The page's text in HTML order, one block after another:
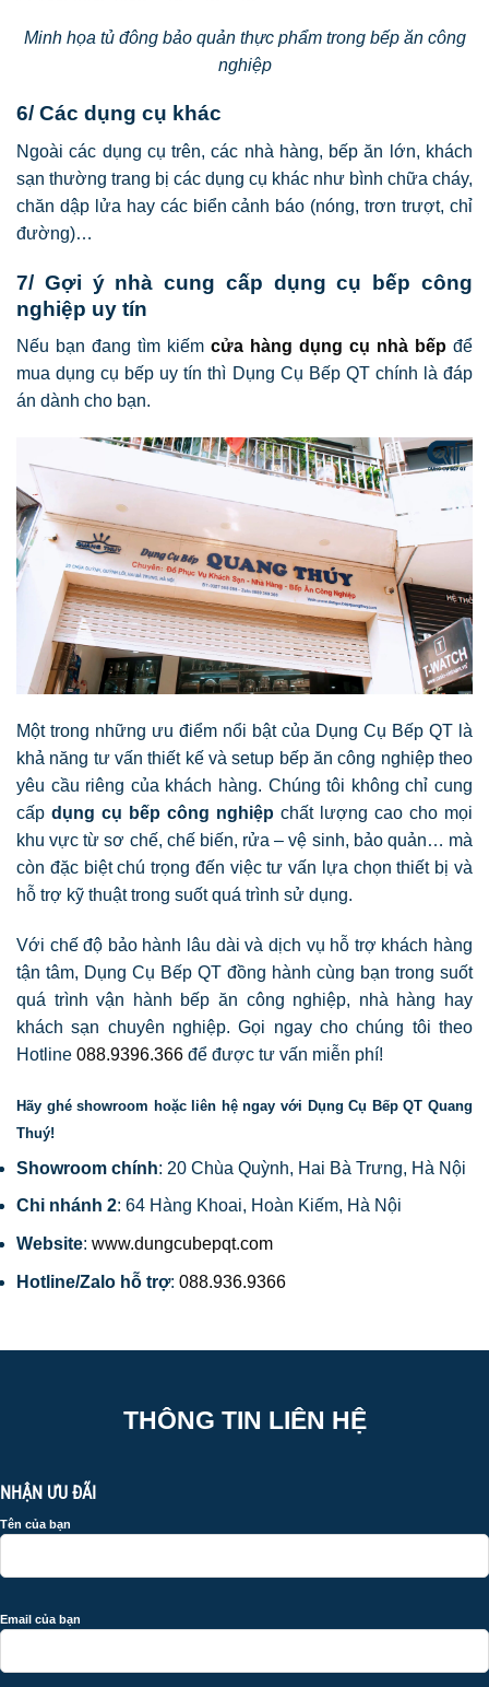
Minh họa tủ đông bảo quản thực phẩm trong bếp ăn công
nghiệp
6/ Các dụng cụ khác
Ngoài các dụng cụ trên, các nhà hàng, bếp ăn lớn, khách
sạn thường trang bị các dụng cụ khác như bình chữa cháy,
chăn dập lửa hay các biển cảnh báo (nóng, trơn trượt, chỉ
đường)…
7/ Gợi ý nhà cung cấp dụng cụ bếp công
nghiệp uy tín
Nếu bạn đang tìm kiếm cửa hàng dụng cụ nhà bếp để
mua dụng cụ bếp uy tín thì Dụng Cụ Bếp QT chính là đáp
án dành cho bạn.
Một trong những ưu điểm nổi bật của Dụng Cụ Bếp QT là
khả năng tư vấn thiết kế và setup bếp ăn công nghiệp theo
yêu cầu riêng của khách hàng. Chúng tôi không chỉ cung
cấp dụng cụ bếp công nghiệp chất lượng cao cho mọi
khu vực từ sơ chế, chế biến, rửa – vệ sinh, bảo quản… mà
còn đặc biệt chú trọng đến việc tư vấn lựa chọn thiết bị và
hỗ trợ kỹ thuật trong suốt quá trình sử dụng.
Với chế độ bảo hành lâu dài và dịch vụ hỗ trợ khách hàng
tận tâm, Dụng Cụ Bếp QT đồng hành cùng bạn trong suốt
quá trình vận hành bếp ăn công nghiệp, nhà hàng hay
khách sạn chuyên nghiệp. Gọi ngay cho chúng tôi theo
Hotline 088.9396.366 để được tư vấn miễn phí!
Hãy ghé showroom hoặc liên hệ ngay với Dụng Cụ Bếp QT Quang
Thuý!
Showroom chính: 20 Chùa Quỳnh, Hai Bà Trưng, Hà Nội
Chi nhánh 2: 64 Hàng Khoai, Hoàn Kiếm, Hà Nội
Website: www.dungcubepqt.com
Hotline/Zalo hỗ trợ: 088.936.9366
THÔNG TIN LIÊN HỆ
NHẬN ƯU ĐÃI
Tên của bạn
Email của bạn